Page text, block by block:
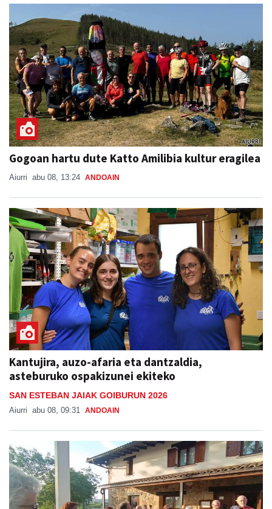
Gogoan hartu dute Katto Amilibia kultur eragilea
Aiurri abu 08, 13:24 ANDOAIN
Kantujira, auzo-afaria eta dantzaldia,
asteburuko ospakizunei ekiteko
SAN ESTEBAN JAIAK GOIBURUN 2026
Aiurri abu 08, 09:31 ANDOAIN